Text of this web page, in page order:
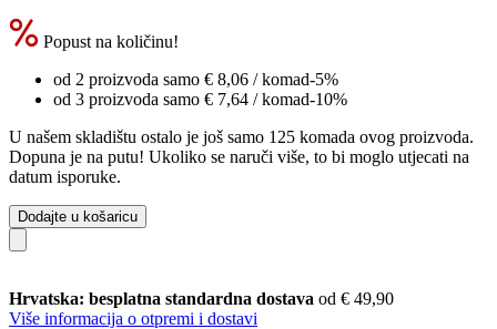
Popust na količinu!
od 2 proizvoda samo € 8,06 / komad-5%
od 3 proizvoda samo € 7,64 / komad-10%
U našem skladištu ostalo je još samo 125 komada ovog proizvoda.
Dopuna je na putu! Ukoliko se naruči više, to bi moglo utjecati na
datum isporuke.
Dodajte u košaricu
Hrvatska: besplatna standardna dostava od € 49,90
Više informacija o otpremi i dostavi